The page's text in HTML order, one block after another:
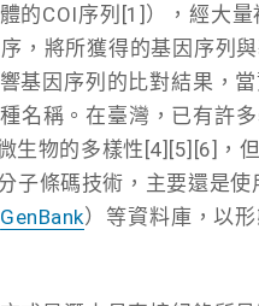
的COI序列[1]），經大
，將所獲得的基因序列
基因序列的比對結果，
名稱。在臺灣，已有許
生物的多樣性[4][5][6]，
子條碼技術，主要還是
GenBank）等資料庫，以